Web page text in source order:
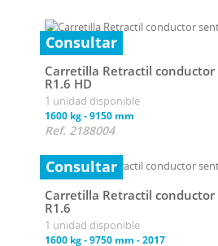
Consultar
Carretilla Retractil conductor
R1.6 HD
1 unidad disponible
1600 kg-9150 mm
Ref. 2188004
Consultar
Carretilla Retractil conductor
R1.6
1 unidad disponible
1600 kg-9750 mm -2017